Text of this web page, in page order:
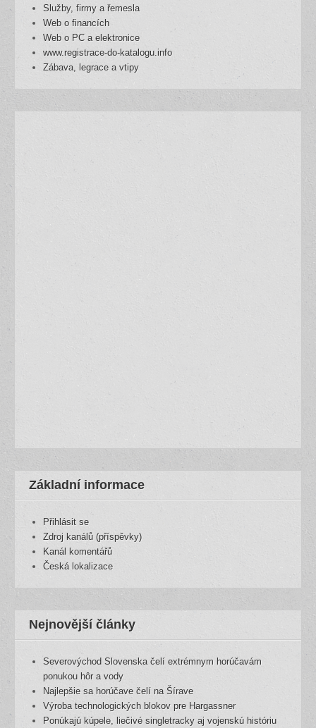
Služby, firmy a řemesla
Web o financích
Web o PC a elektronice
www.registrace-do-katalogu.info
Zábava, legrace a vtipy
Základní informace
Přihlásit se
Zdroj kanálů (příspěvky)
Kanál komentářů
Česká lokalizace
Nejnovější články
Severovýchod Slovenska čelí extrémnym horúčavám
ponukou hôr a vody
Najlepšie sa horúčave čelí na Šírave
Výroba technologických blokov pre Hargassner
Ponúkajú kúpele, liečivé singletracky aj vojenskú históriu